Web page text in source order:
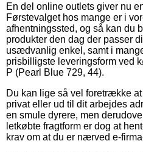
En del online outlets giver nu
Førstevalget hos mange er i
afhentningssted, og så kan du
produkter den dag der passer
usædvanlig enkel, samt i
prisbilligste leveringsform ved
P (Pearl Blue 729, 44).
Du kan lige så vel foretrække
privat eller ud til dit arbejdes
en smule dyrere, men
letkøbte fragtform er dog at
krav om at du er nærved e-